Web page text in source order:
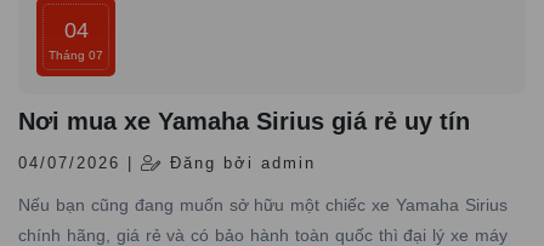
04
Tháng 07
Nơi mua xe Yamaha Sirius giá rẻ uy tín
04/07/2026 | Đăng bởi admin
Nếu bạn cũng đang muốn sở hữu một chiếc xe Yamaha Sirius
chính hãng, giá rẻ và có bảo hành toàn quốc thì đại lý xe máy